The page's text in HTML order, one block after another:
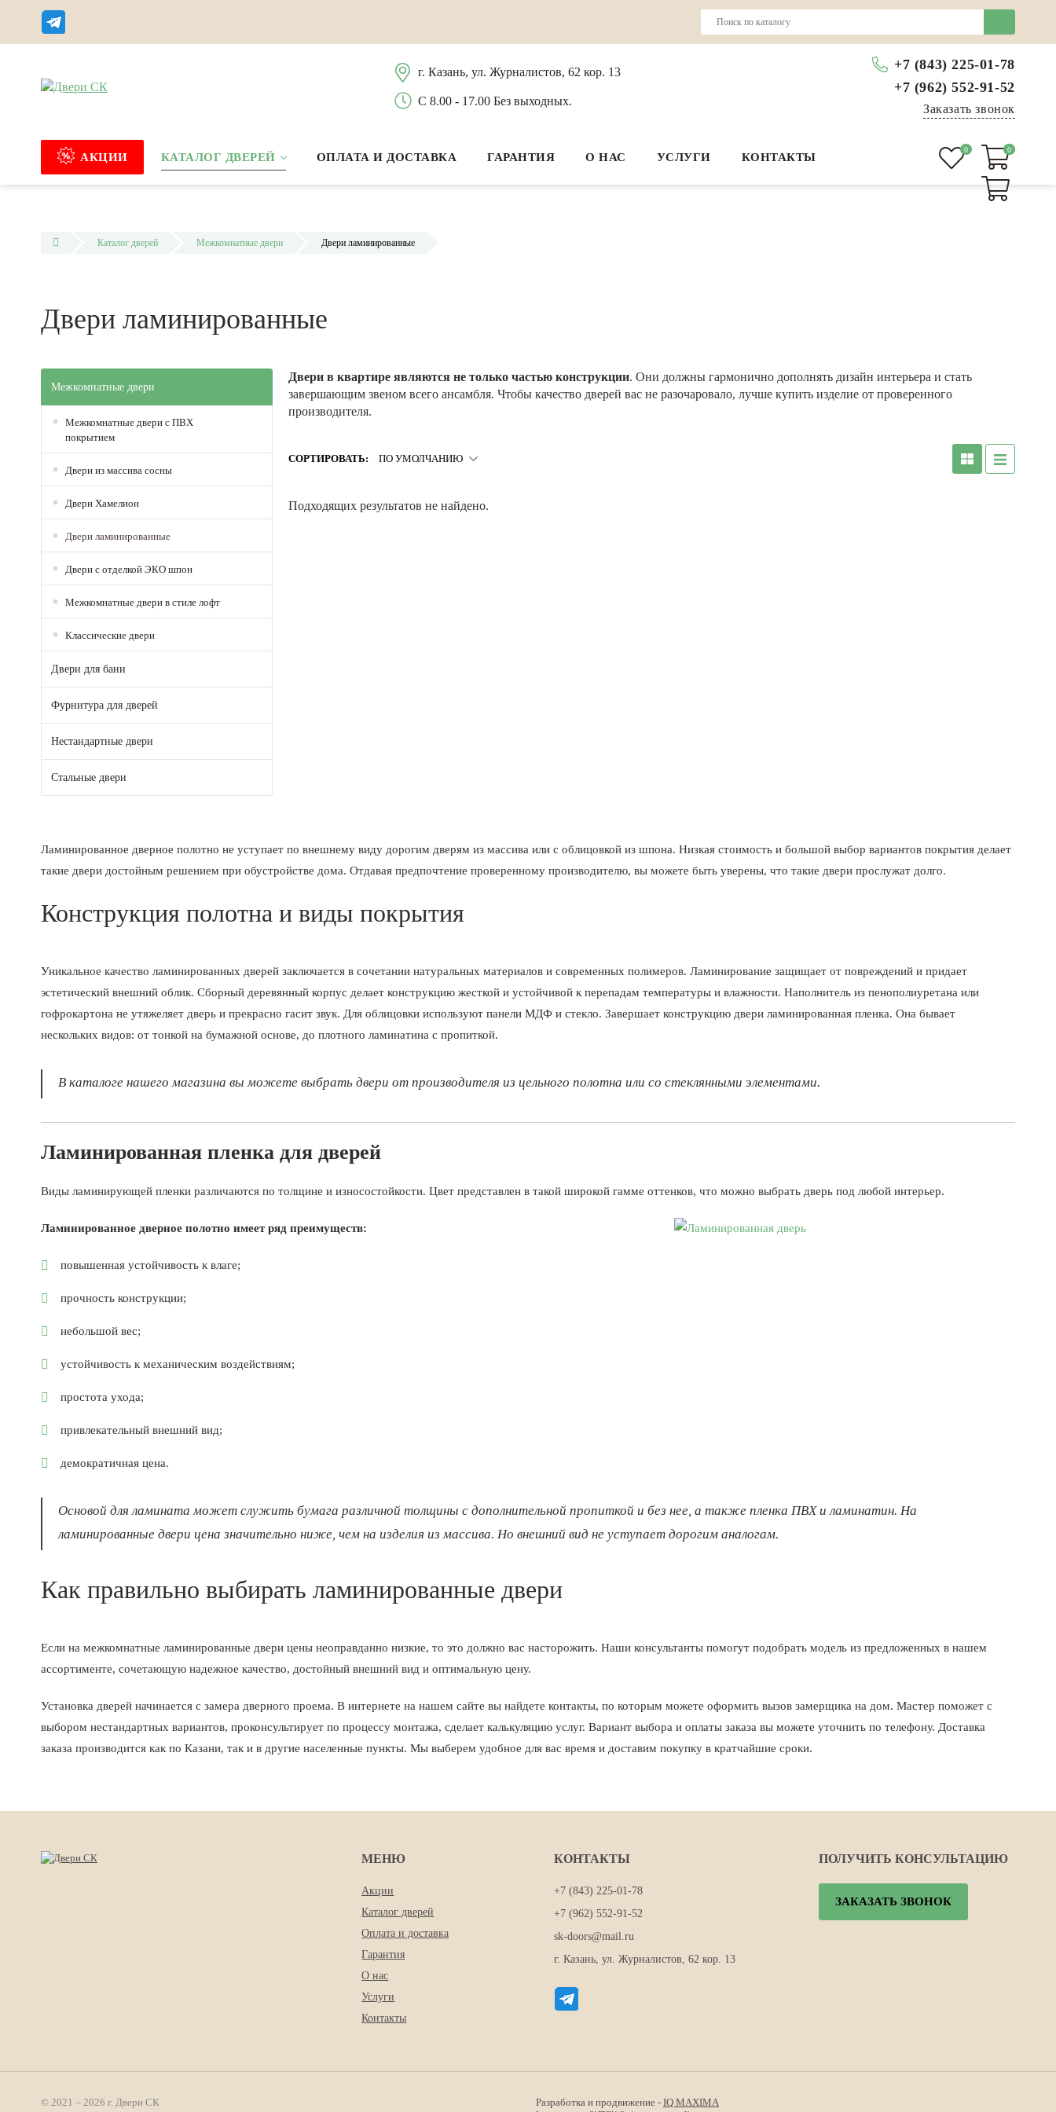
+7 (843) 225-01-78
+7 (962) 552-91-52
Заказать звонок
г. Казань, ул. Журналистов, 62 кор. 13
С 8.00 - 17.00 Без выходных.
АКЦИИ КАТАЛОГ ДВЕРЕЙ ОПЛАТА И ДОСТАВКА ГАРАНТИЯ О НАС УСЛУГИ КОНТАКТЫ
0 0
0
Каталог дверей Межкомнатные двери Двери ламинированные
Двери ламинированные
Межкомнатные двери
Межкомнатные двери с ПВХ
покрытием
Двери из массива сосны
Двери Хамелион
Двери ламинированные
Двери с отделкой ЭКО шпон
Межкомнатные двери в стиле лофт
Классические двери
Двери для бани
Фурнитура для дверей
Нестандартные двери
Стальные двери
Двери в квартире являются не только частью конструкции. Они должны гармонично дополнять дизайн интерьера и стать
завершающим звеном всего ансамбля. Чтобы качество дверей вас не разочаровало, лучше купить изделие от проверенного
производителя.
СОРТИРОВАТЬ: ПО УМОЛЧАНИЮ
Подходящих результатов не найдено.
Ламинированное дверное полотно не уступает по внешнему виду дорогим дверям из массива или с облицовкой из шпона. Низкая стоимость и большой выбор вариантов покрытия делает
такие двери достойным решением при обустройстве дома. Отдавая предпочтение проверенному производителю, вы можете быть уверены, что такие двери прослужат долго.
Конструкция полотна и виды покрытия
Уникальное качество ламинированных дверей заключается в сочетании натуральных материалов и современных полимеров. Ламинирование защищает от повреждений и придает
эстетический внешний облик. Сборный деревянный корпус делает конструкцию жесткой и устойчивой к перепадам температуры и влажности. Наполнитель из пенополиуретана или
гофрокартона не утяжеляет дверь и прекрасно гасит звук. Для облицовки используют панели МДФ и стекло. Завершает конструкцию двери ламинированная пленка. Она бывает
нескольких видов: от тонкой на бумажной основе, до плотного ламинатина с пропиткой.
В каталоге нашего магазина вы можете выбрать двери от производителя из цельного полотна или со стеклянными элементами.
Ламинированная пленка для дверей
Виды ламинирующей пленки различаются по толщине и износостойкости. Цвет представлен в такой широкой гамме оттенков, что можно выбрать дверь под любой интерьер.
Ламинированное дверное полотно имеет ряд преимуществ:
повышенная устойчивость к влаге;
прочность конструкции;
небольшой вес;
устойчивость к механическим воздействиям;
простота ухода;
привлекательный внешний вид;
демократичная цена.
Основой для ламината может служить бумага различной толщины с дополнительной пропиткой и без нее, а также пленка ПВХ и ламинатин. На
ламинированные двери цена значительно ниже, чем на изделия из массива. Но внешний вид не уступает дорогим аналогам.
Как правильно выбирать ламинированные двери
Если на межкомнатные ламинированные двери цены неоправданно низкие, то это должно вас насторожить. Наши консультанты помогут подобрать модель из предложенных в нашем
ассортименте, сочетающую надежное качество, достойный внешний вид и оптимальную цену.
Установка дверей начинается с замера дверного проема. В интернете на нашем сайте вы найдете контакты, по которым можете оформить вызов замерщика на дом. Мастер поможет с
выбором нестандартных вариантов, проконсультирует по процессу монтажа, сделает калькуляцию услуг. Вариант выбора и оплаты заказа вы можете уточнить по телефону. Доставка
заказа производится как по Казани, так и в другие населенные пункты. Мы выберем удобное для вас время и доставим покупку в кратчайшие сроки.
МЕНЮ
Акции
Каталог дверей
Оплата и доставка
Гарантия
О нас
Услуги
Контакты
КОНТАКТЫ
+7 (843) 225-01-78
+7 (962) 552-91-52
sk-doors@mail.ru
г. Казань, ул. Журналистов, 62 кор. 13
ПОЛУЧИТЬ КОНСУЛЬТАЦИЮ
ЗАКАЗАТЬ ЗВОНОК
© 2021 – 2026 г. Двери СК Разработка и продвижение - IQ MAXIMA